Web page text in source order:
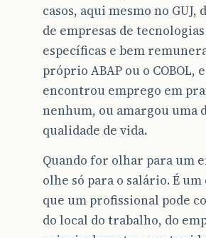
casos, aqui mesmo no GUJ,
de empresas de
específicas e bem
próprio ABAP ou o COBOL,
encontrou emprego em
nenhum, ou amargou uma
qualidade de vida.
Quando for olhar para um
olhe só para o salário. É
que um profissional pode
do local do trabalho, do